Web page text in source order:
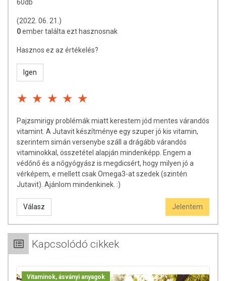
Gyártó és Forgalmazó: JuvaPharma Kft.
Az étrend-kiegészítők az érvényben levő európai uniós
koncentrált formában tartalmaznak tápanyagokat. Bár az
étrend-kiegészítők kedvező élettani hatással
megjelenítésük, és reklámozásuk során nem engedélyezett
hatást tulajdonítani.
A termék nem helyettesíti a kiegyensúlyozott, vegyes
étrendet és az egészséges életmódot! A termék nem
gyógyít betegségeket! A termék nem az orvosi kezelés
helyettesítésére alkalmas! Betegség esetén használatát
beszélje meg kezelőorvosával. Az ajánlott napi fogyasztási
mennyiséget ne lépje túl! Ne szedje a készítményt, ha az
60db
(2022. 06. 21.)
0ember találta ezt hasznosnak
Hasznos ez az értékelés?
Igen
Pajzsmirigy problémák miatt kerestem jód mentes várandós
vitamint. A Jutavit készítménye egy szuper jó kis vitamin,
szerintem simán versenybe száll a drágább várandós
vitaminokkal, összetétel alapján mindenképp. Engem a
védőnő és a nőgyógyász is megdicsért, hogy milyen jó a
vérképem, e mellett csak Omega3-at szedek (szintén
Jutavit). Ajánlom mindenkinek. :)
Válasz Jelentem
Kapcsolódó cikkek
Vitaminok, ásványi anyagok